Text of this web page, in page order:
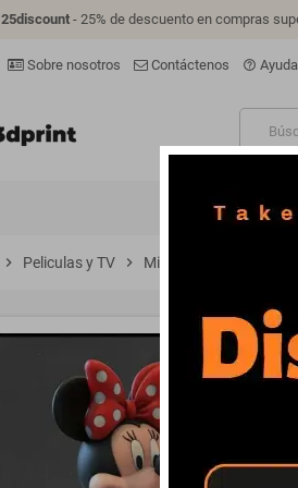
25discount- 25% de descuento en compras
Sobre nosotros Contáctenos help_outline Ayuda
FIGURAS
chevron_right Peliculas y TV chevron_right Minnie Mouse - STL 3D